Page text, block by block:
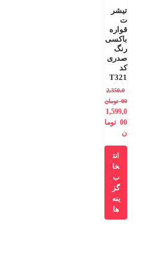
تیشر
ت
قواره
باکسی
رنگ
صدری
کد
T321
2,350,0
00 تومان
1,599,0
00 توما
ن
انت
خا
ب
گز
ینه
ها